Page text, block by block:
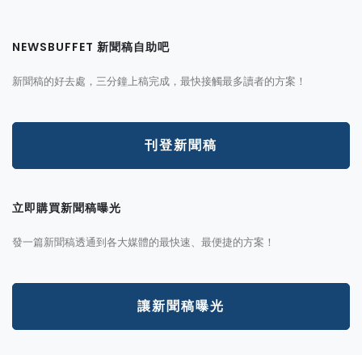
NEWSBUFFET 新聞稿自助吧
新聞稿的好去處，三分鐘上稿完成，最快接觸最多讀者的方案！
刊登新聞稿
立即購買新聞稿曝光
發一篇新聞稿透通到各大媒體的最快速、最便捷的方案！
讓新聞稿曝光